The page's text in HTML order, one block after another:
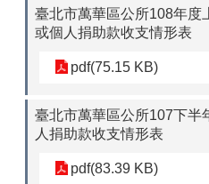
臺北市萬華區公所108年度
或個人捐助款收支情形表
pdf(75.15 KB)
臺北市萬華區公所107下半
人捐助款收支情形表
pdf(83.39 KB)